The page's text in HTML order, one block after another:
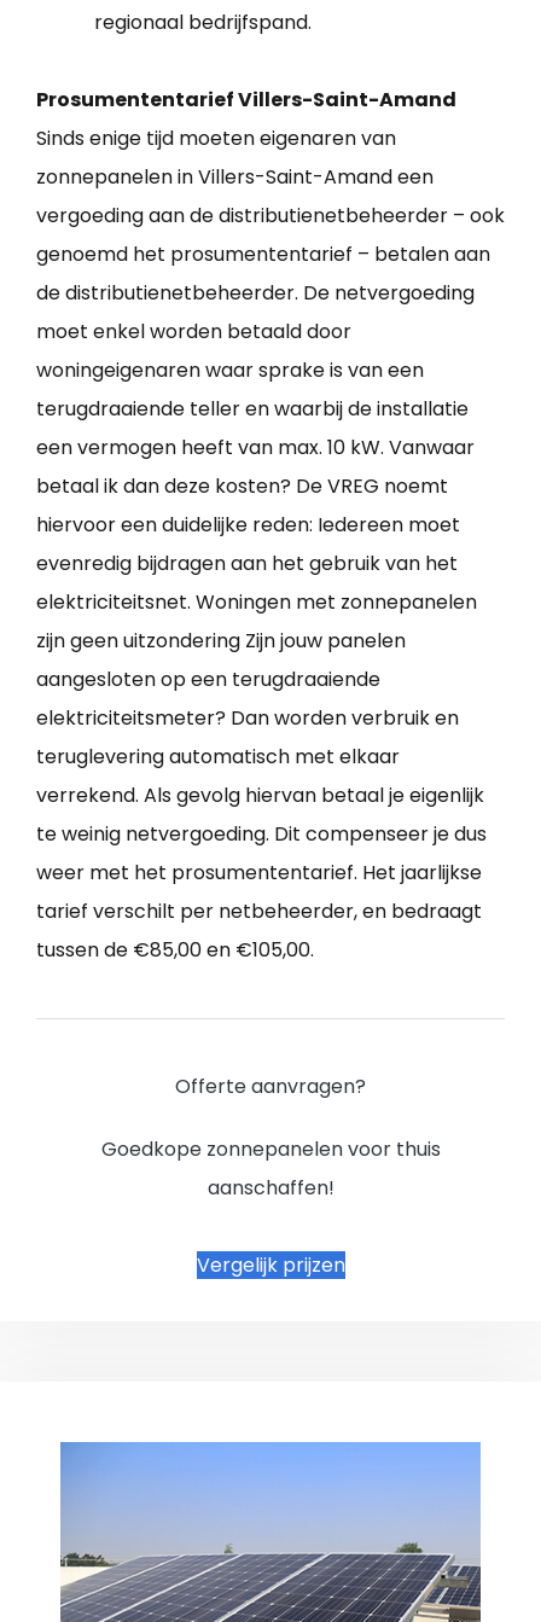
regionaal bedrijfspand.
Prosumententarief Villers-Saint-Amand
Sinds enige tijd moeten eigenaren van
zonnepanelen in Villers-Saint-Amand een
vergoeding aan de distributienetbeheerder – ook
genoemd het prosumententarief – betalen aan
de distributienetbeheerder. De netvergoeding
moet enkel worden betaald door
woningeigenaren waar sprake is van een
terugdraaiende teller en waarbij de installatie
een vermogen heeft van max. 10 kW. Vanwaar
betaal ik dan deze kosten? De VREG noemt
hiervoor een duidelijke reden: Iedereen moet
evenredig bijdragen aan het gebruik van het
elektriciteitsnet. Woningen met zonnepanelen
zijn geen uitzondering Zijn jouw panelen
aangesloten op een terugdraaiende
elektriciteitsmeter? Dan worden verbruik en
teruglevering automatisch met elkaar
verrekend. Als gevolg hiervan betaal je eigenlijk
te weinig netvergoeding. Dit compenseer je dus
weer met het prosumententarief. Het jaarlijkse
tarief verschilt per netbeheerder, en bedraagt
tussen de €85,00 en €105,00.
Offerte aanvragen?
Goedkope zonnepanelen voor thuis
aanschaffen!
Vergelijk prijzen